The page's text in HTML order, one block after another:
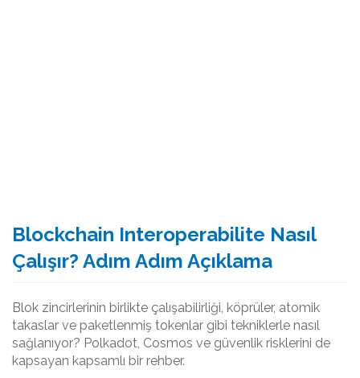
Blockchain Interoperabilite Nasıl
Çalışır? Adım Adım Açıklama
Blok zincirlerinin birlikte çalışabilirliği, köprüler, atomik
takaslar ve paketlenmiş tokenlar gibi tekniklerle nasıl
sağlanıyor? Polkadot, Cosmos ve güvenlik risklerini de
kapsayan kapsamlı bir rehber.